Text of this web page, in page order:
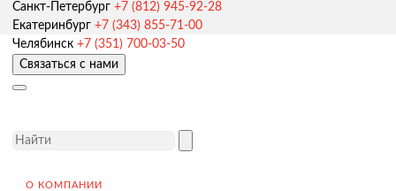
Санкт-Петербург +7 (812) 945-92-28
Екатеринбург +7 (343) 855-71-00
Челябинск +7 (351) 700-03-50
Связаться с нами
О КОМПАНИИ
Таможенное оформление и разрешительная документация
Доставка товара иностранному покупателю
Завершение сделки
Продвижение на внешние рынки
(для иностранных компаний)